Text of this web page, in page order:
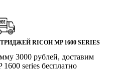
RICOH MP 1600 SERIES
3000 рублей, доставим
series бесплатно